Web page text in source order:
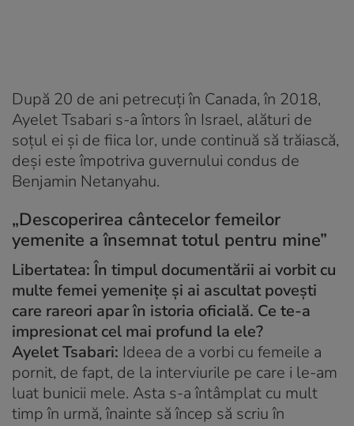
După 20 de ani petrecuți în Canada, în 2018,
Ayelet Tsabari s-a întors în Israel, alături de
soțul ei și de fiica lor, unde continuă să trăiască,
deși este împotriva guvernului condus de
Benjamin Netanyahu.
„Descoperirea cântecelor femeilor
yemenite a însemnat totul pentru mine”
Libertatea: În timpul documentării ai vorbit cu
multe femei yemenițe și ai ascultat povești
care rareori apar în istoria oficială. Ce te-a
impresionat cel mai profund la ele?
Ayelet Tsabari: Ideea de a vorbi cu femeile a
pornit, de fapt, de la interviurile pe care i le-am
luat bunicii mele. Asta s-a întâmplat cu mult
timp în urmă, înainte să încep să scriu în